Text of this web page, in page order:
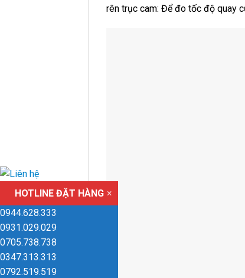
rên trục cam: Để đo tốc độ quay
HOTLINE ĐẶT HÀNG ×
0944.628.333
0931.029.029
0705.738.738
0347.313.313
0792.519.519